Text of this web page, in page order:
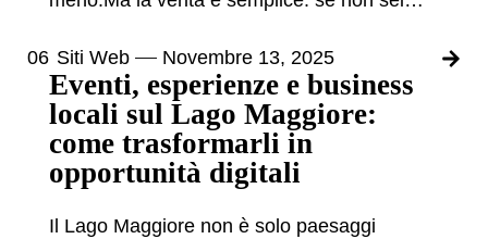
06 Siti Web Novembre 13, 2025
Eventi, esperienze e business
locali sul Lago Maggiore:
come trasformarli in
opportunità digitali
Il Lago Maggiore non è solo paesaggi